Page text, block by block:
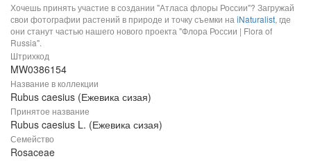
Хочешь принять участие в создании "Атласа флоры России"? Загружай
свои фотографии растений в природе и точку съемки на iNaturalist, где
они станут частью нашего нового проекта "Флора России | Flora of
Russia".
Штрихкод
MW0386154
Название в коллекции
Rubus caesius (Ежевика сизая)
Принятое название
Rubus caesius L. (Ежевика сизая)
Семейство
Rosaceae